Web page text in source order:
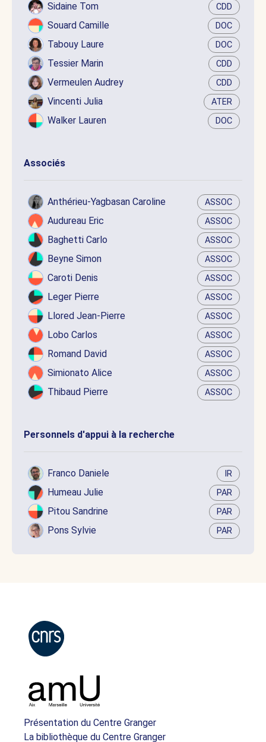
Sidaine Tom CDD
Souard Camille DOC
Tabouy Laure DOC
Tessier Marin CDD
Vermeulen Audrey CDD
Vincenti Julia ATER
Walker Lauren DOC
Associés
Anthérieu-Yagbasan Caroline ASSOC
Audureau Eric ASSOC
Baghetti Carlo ASSOC
Beyne Simon ASSOC
Caroti Denis ASSOC
Leger Pierre ASSOC
Llored Jean-Pierre ASSOC
Lobo Carlos ASSOC
Romand David ASSOC
Simionato Alice ASSOC
Thibaud Pierre ASSOC
Personnels d'appui à la recherche
Franco Daniele IR
Humeau Julie PAR
Pitou Sandrine PAR
Pons Sylvie PAR
Présentation du Centre Granger
La bibliothèque du Centre Granger